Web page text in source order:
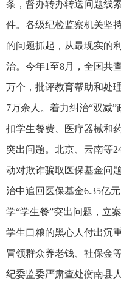
条，督办转办转送问题线
件。各级纪检监察机关坚
的问题抓起，从最现实的
治。今年1至8月，全国共
万个，批评教育帮助和处
7万余人。着力纠治“双减
扣学生餐费、医疗器械和
突出问题。北京、云南等
动对欺诈骗取医保基金问
治中追回医保基金6.35亿
学“学生餐”突出问题，立
学生口粮的黑心人付出沉
冒领群众养老钱、社保金
纪委监委严肃查处衡南县